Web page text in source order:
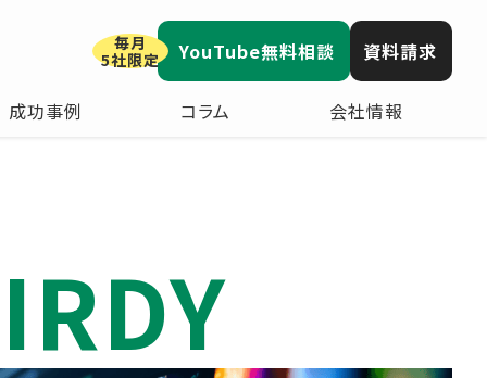
成功事例 コラム 会社情報
毎月
5社限定
YouTube無料相談 資料請求